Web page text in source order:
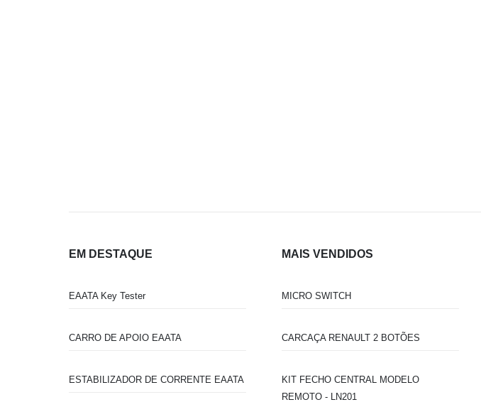
EM DESTAQUE
EAATA Key Tester
CARRO DE APOIO EAATA
ESTABILIZADOR DE CORRENTE EAATA
MAIS VENDIDOS
MICRO SWITCH
CARCAÇA RENAULT 2 BOTÕES
KIT FECHO CENTRAL MODELO
REMOTO - LN201